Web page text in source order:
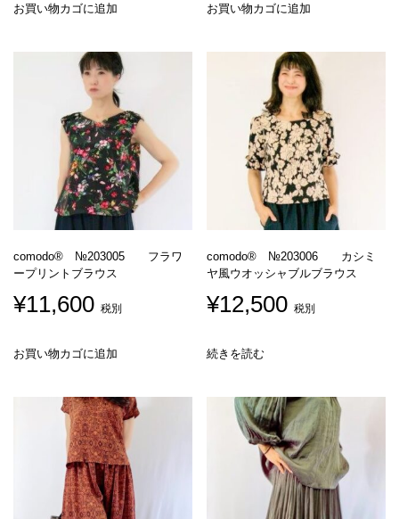
お買い物カゴに追加 お買い物カゴに追加
comodo® №203005 フラワ
ープリントブラウス
¥11,600 税別
お買い物カゴに追加
comodo® №203006 カシミ
ヤ風ウオッシャブルブラウス
¥12,500 税別
続きを読む